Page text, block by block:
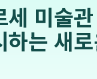
세 미술
하는 새